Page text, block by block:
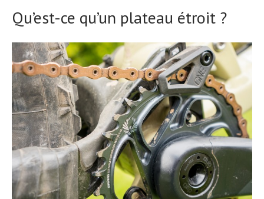
Qu’est-ce qu’un plateau étroit ?